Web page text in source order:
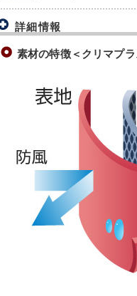
詳細情報
素材の特徴＜クリマプ